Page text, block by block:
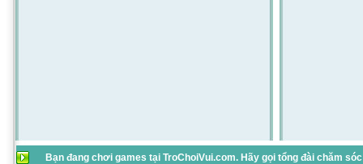
Bạn đang chơi games tại TroChoiVui.com. Hãy gọi tổng đài chăm